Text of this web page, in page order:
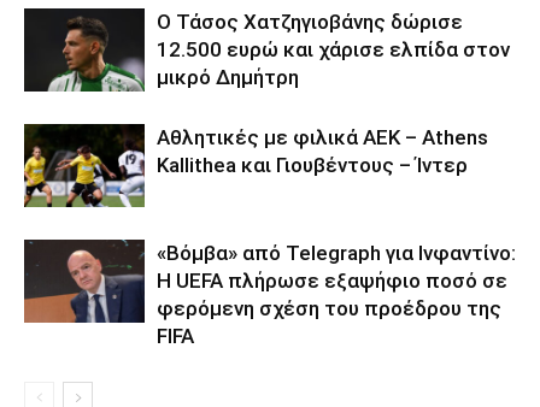
Ο Τάσος Χατζηγιοβάνης δώρισε
12.500 ευρώ και χάρισε ελπίδα στον
μικρό Δημήτρη
Αθλητικές με φιλικά ΑΕΚ – Athens
Kallithea και Γιουβέντους – Ίντερ
«Βόμβα» από Telegraph για Ινφαντίνο:
Η UEFA πλήρωσε εξαψήφιο ποσό σε
φερόμενη σχέση του προέδρου της
FIFA